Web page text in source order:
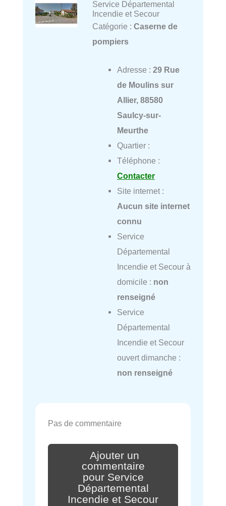
Service Départemental
Incendie et Secour
Catégorie : Caserne de
pompiers
Adresse : 29 Rue
de Moulins sur
Allier, 88580
Saulcy-sur-
Meurthe
Quartier :
Téléphone :
Contacter
Site internet :
Aucun site internet
connu
Service
Départemental
Incendie et Secour à
domicile : non
renseigné
Service
Départemental
Incendie et Secour
ouvert dimanche :
non renseigné
Pas de commentaire
Ajouter un
commentaire
pour Service
Départemental
Incendie et Secour